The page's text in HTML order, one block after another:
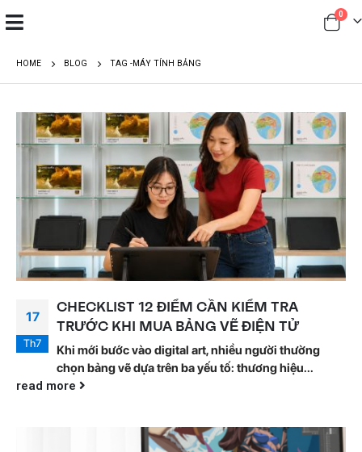
0
HOME BLOG TAG -MÁY TÍNH BẢNG
17
Th7
CHECKLIST 12 ĐIỂM CẦN KIỂM TRA
TRƯỚC KHI MUA BẢNG VẼ ĐIỆN TỬ
Khi mới bước vào digital art, nhiều người thường
chọn bảng vẽ dựa trên ba yếu tố: thương hiệu...
read more